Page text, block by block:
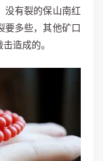
没有裂的保山南红
要多些，其他矿口
造成的。